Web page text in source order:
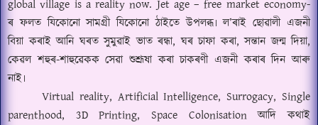
global village is a reality now. Jet age – free market economy-
ৰ ফলত যিকোনো সামগ্ৰী যিকোনো ঠাইতে উপলব্ধ৷ ল’ৰাই ছোৱালী এজনী
বিয়া কৰাই আনি ঘৰত সুমুৱাই ভাত ৰন্ধা,ঘৰ চাফা কৰা,সন্তান জন্ম দিয়া,
কেৱল শহুৰ-শাহুৱেকক সেৱা শুশ্ৰূষা কৰা চাকৰণী এজনী কৰাৰ দিন আৰু
নাই৷
Virtual reality, Artificial Intelligence, Surrogacy, Single
parenthood, 3D Printing, Space Colonisationআদি কথাই